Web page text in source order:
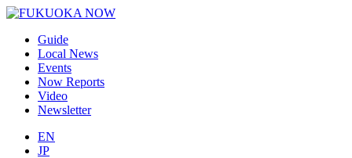
Guide
Local News
Events
Now Reports
Video
Newsletter
EN
JP